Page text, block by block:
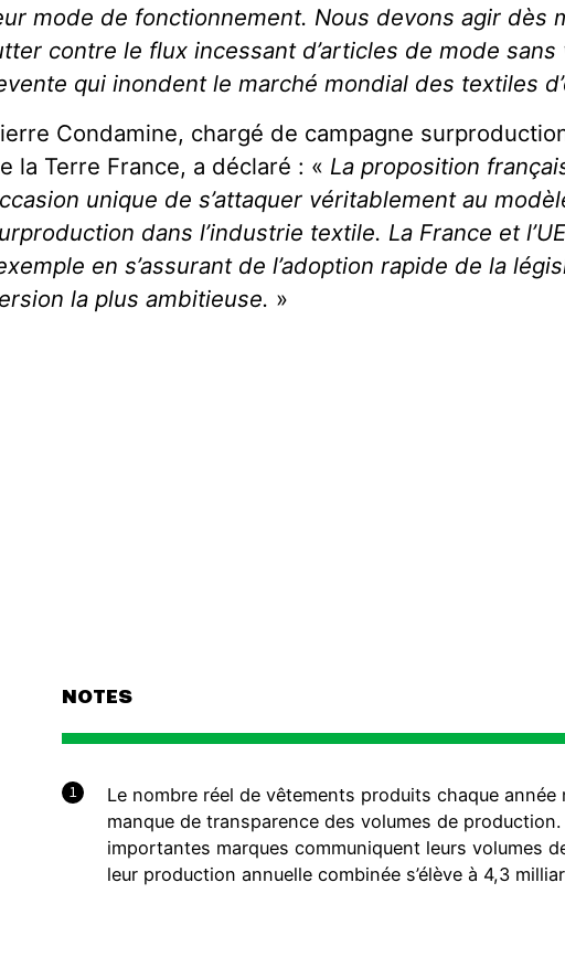
mode de fonctionnement. Nous devons agir dès
contre le flux incessant d’articles de mode sans
qui inondent le marché mondial des textiles
Condamine, chargé de campagne
la Terre France, a déclaré : « La proposition
unique de s’attaquer véritablement au
dans l’industrie textile. La France et
en s’assurant de l’adoption rapide de la
la plus ambitieuse. »
NOTES
1
Le nombre réel de vêtements produits chaque année
manque de transparence des volumes de
importantes marques communiquent leurs volumes
leur production annuelle combinée s’élève à 4,3